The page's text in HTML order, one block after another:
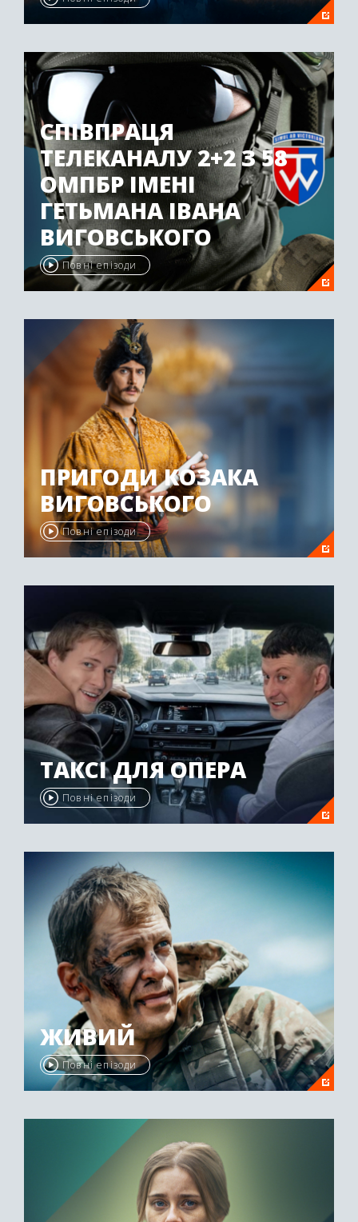
СПІВПРАЦЯ
ТЕЛЕКАНАЛУ 2+2 З 58
ОМПБР ІМЕНІ
ГЕТЬМАНА ІВАНА
ВИГОВСЬКОГО
Повні епізоди
ПРИГОДИ КОЗАКА
ВИГОВСЬКОГО
Повні епізоди
ТАКСІ ДЛЯ ОПЕРА
Повні епізоди
ЖИВИЙ
Повні епізоди